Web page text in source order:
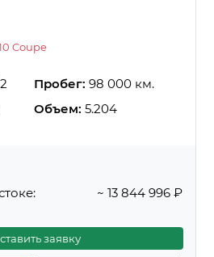
Coupe
Пробег: 98 000 км.
Объем: 5.204
~ 13 844 996 ₽
заявку